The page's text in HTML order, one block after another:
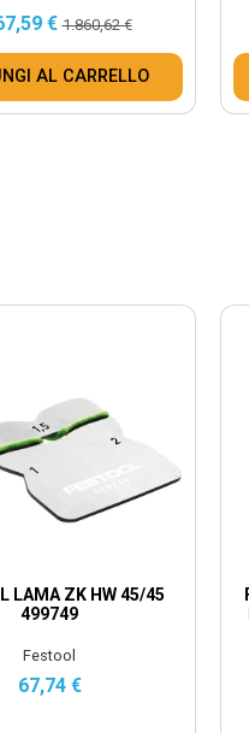
€1.860,62 €
AL CARRELLO
LAMA ZK HW 45/45
499749
Festool
67,74 €